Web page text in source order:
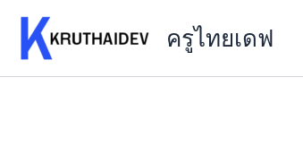
content
ครูไทยเดฟ